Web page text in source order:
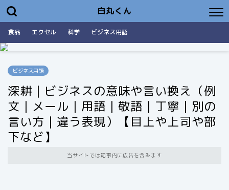
白丸くん
食品 エクセル 科学 ビジネス用語
ビジネス用語
深耕｜ビジネスの意味や言い換え（例
文｜メール｜用語｜敬語｜丁寧｜別の
言い方｜違う表現）【目上や上司や部
下など】
当サイトでは記事内に広告を含みます